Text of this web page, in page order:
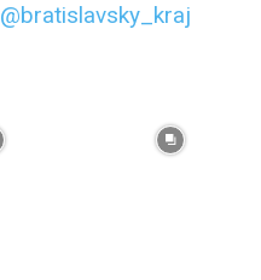
@bratislavsky_kraj